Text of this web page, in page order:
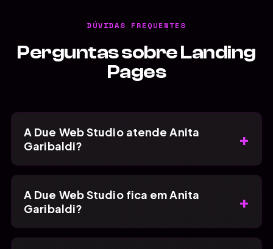
DÚVIDAS FREQUENTES
Perguntas sobre Landing
Pages
A Due Web Studio atende Anita
Garibaldi?
+
A Due Web Studio fica em Anita
Garibaldi?
+